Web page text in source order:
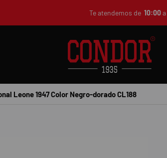
Te atendemos de 10:00a
Leone 1947 Color Negro-dorado CL188